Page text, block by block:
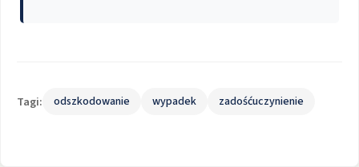
Tagi: odszkodowanie wypadek zadośćuczynienie